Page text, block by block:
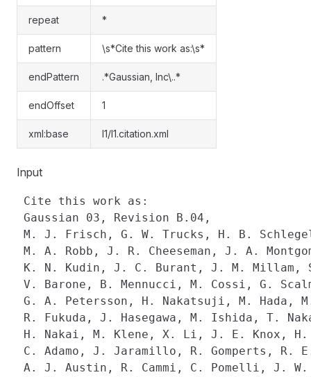
repeat *
pattern \s*Cite this work as:\s*
endPattern .*Gaussian, Inc\..*
endOffset 1
xml:base l1/l1.citation.xml
Input
Cite this work as:
Gaussian 03, Revision B.04,
M. J. Frisch, G. W. Trucks, H. B.
M. A. Robb, J. R. Cheeseman, J. A.
K. N. Kudin, J. C. Burant, J. M. Millam,
V. Barone, B. Mennucci, M. Cossi, G.
G. A. Petersson, H. Nakatsuji, M. Hada,
R. Fukuda, J. Hasegawa, M. Ishida, T.
H. Nakai, M. Klene, X. Li, J. E. Knox,
C. Adamo, J. Jaramillo, R. Gomperts, R.
A. J. Austin, R. Cammi, C. Pomelli, J.